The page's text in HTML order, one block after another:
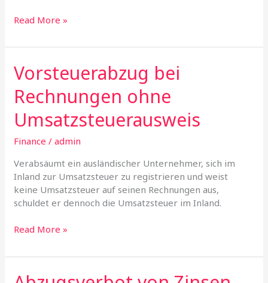
Read More »
Vorsteuerabzug bei
Rechnungen ohne
Umsatzsteuerausweis
Finance /admin
Verabsäumt ein ausländischer Unternehmer, sich im
Inland zur Umsatzsteuer zu registrieren und weist
keine Umsatzsteuer auf seinen Rechnungen aus,
schuldet er dennoch die Umsatzsteuer im Inland.
Vorsteuerabzug
bei
Rechnungen
ohne
Umsatzsteuerausweis
Read More »
Abzugsverbot